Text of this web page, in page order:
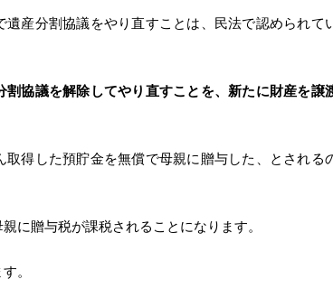
産分割協議をやり直すことは、民法で認められて
割協議を解除してやり直すことを、新たに財産を譲
得した預貯金を無償で母親に贈与した、とされる
に贈与税が課税されることになります。
。